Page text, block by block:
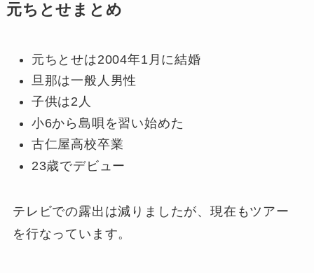
元ちとせまとめ
元ちとせは2004年1月に結婚
旦那は一般人男性
子供は2人
小6から島唄を習い始めた
古仁屋高校卒業
23歳でデビュー
テレビでの露出は減りましたが、現在もツアー
を行なっています。